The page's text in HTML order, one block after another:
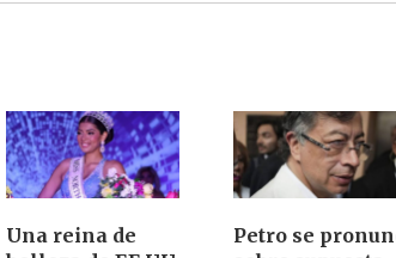
Una reina de
Petro se